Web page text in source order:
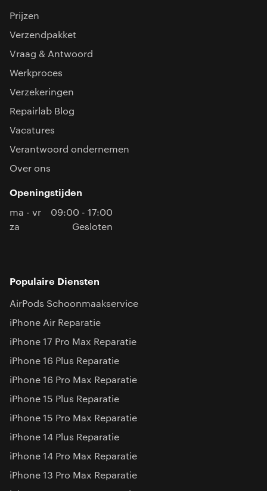
Prijzen
Verzendpakket
Vraag & Antwoord
Werkproces
Verzekeringen
Repairlab Blog
Vacatures
Verantwoord ondernemen
Over ons
Openingstijden
ma - vr
09:00 - 17:00
za
Gesloten
Populaire Diensten
AirPods Schoonmaakservice
iPhone Air Reparatie
iPhone 17 Pro Max Reparatie
iPhone 16 Plus Reparatie
iPhone 16 Pro Max Reparatie
iPhone 15 Plus Reparatie
iPhone 15 Pro Max Reparatie
iPhone 14 Plus Reparatie
iPhone 14 Pro Max Reparatie
iPhone 13 Pro Max Reparatie